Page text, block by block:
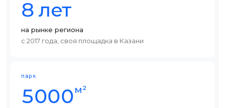
8 лет
на рынке региона
с 2017 года, своя площадка в Казани
парк
5000м²